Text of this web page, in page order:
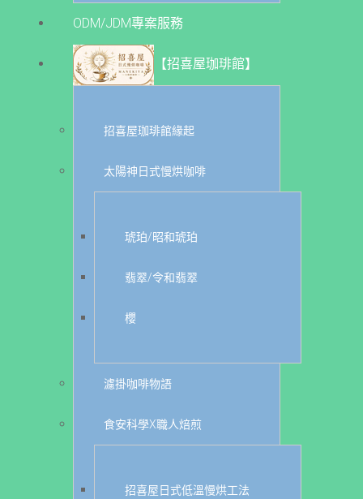
ODM/JDM專案服務
【招喜屋珈琲館】
招喜屋珈琲館緣起
太陽神日式慢烘咖啡
琥珀/昭和琥珀
翡翠/令和翡翠
櫻
濾掛咖啡物語
食安科學X職人焙煎
招喜屋日式低溫慢烘工法